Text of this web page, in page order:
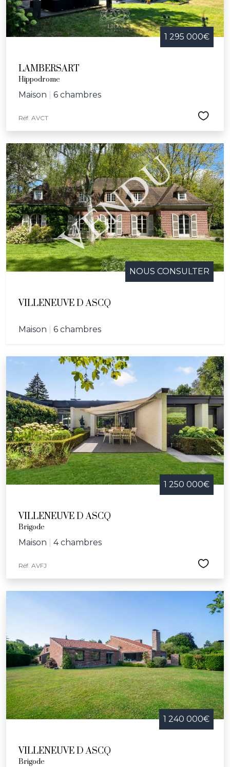
1 295 000€
LAMBERSART
Hippodrome
Maison 6 chambres
Réf. AVCT
NOUS CONSULTER
VILLENEUVE D ASCQ
Maison 6 chambres
1 250 000€
VILLENEUVE D ASCQ
Brigode
Maison 4 chambres
Réf. AVFJ
1 240 000€
VILLENEUVE D ASCQ
Brigode